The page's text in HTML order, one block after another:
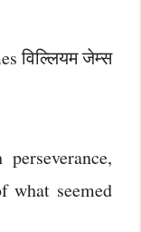
विल्लियम जेम्स
perseverance,
what seemed